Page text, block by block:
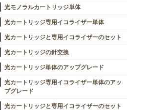
光モノラルカートリッジ単体
光カートリッジ専用イコライザー単体
光カートリッジと専用イコライザーのセット
光カートリッジの針交換
光カートリッジ単体のアップグレード
光カートリッジ専用イコライザー単体のアッ
プグレード
光カートリッジと専用イコライザーのセット